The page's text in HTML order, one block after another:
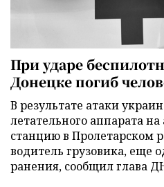
При ударе
Донецке погиб
В результате атаки
летательного аппарата
станцию в Пролетарском
водитель грузовика, еще
ранения, сообщил глава